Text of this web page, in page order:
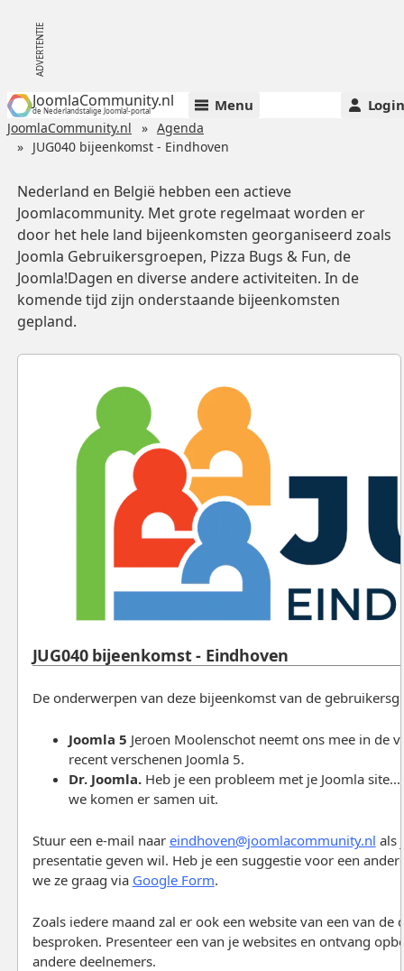
JoomlaCommunity.nl
de Nederlandstalige Joomla!-portal Menu Login
JoomlaCommunity.nl
Agenda
JUG040 bijeenkomst - Eindhoven
Nederland en België hebben een actieve
Joomlacommunity. Met grote regelmaat worden er
door het hele land bijeenkomsten georganiseerd zoals
Joomla Gebruikersgroepen, Pizza Bugs & Fun, de
Joomla!Dagen en diverse andere activiteiten. In de
komende tijd zijn onderstaande bijeenkomsten
gepland.
JUG040 bijeenkomst - Eindhoven
De onderwerpen van deze bijeenkomst van de
Joomla 5 Jeroen Moolenschot neemt ons mee in de
recent verschenen Joomla 5.
Dr. Joomla.Heb je een probleem met je Joomla
we komen er samen uit.
Stuur een e-mail naar eindhoven@joomlacommunity.nl als
presentatie geven wil. Heb je een suggestie voor een
we ze graag via Google Form.
Zoals iedere maand zal er ook een website van een van de
besproken. Presenteer een van je websites en ontvang
andere deelnemers.